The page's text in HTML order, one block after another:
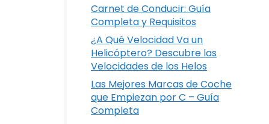
Carnet de Conducir: Guía
Completa y Requisitos
¿A Qué Velocidad Va un
Helicóptero? Descubre las
Velocidades de los Helos
Las Mejores Marcas de Coche
que Empiezan por C – Guía
Completa